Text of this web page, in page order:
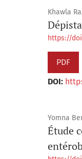
Khawla
https://
PDF
DOI:
Yomna
Étude